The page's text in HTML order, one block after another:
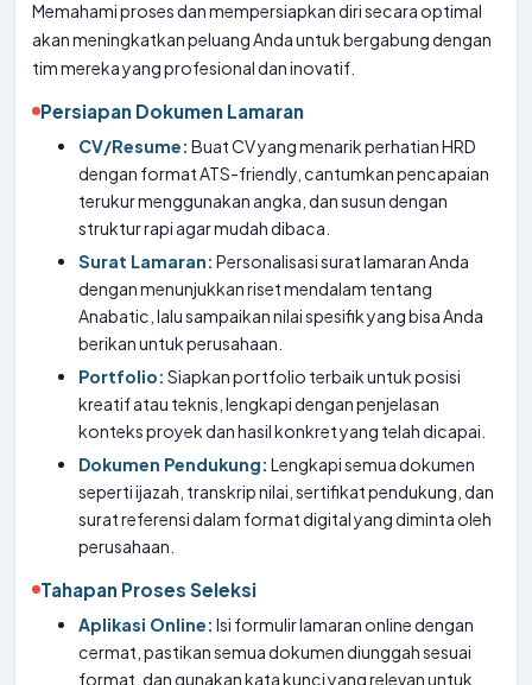
Memahami proses dan mempersiapkan diri secara optimal
akan meningkatkan peluang Anda untuk bergabung dengan
tim mereka yang profesional dan inovatif.
Persiapan Dokumen Lamaran
CV/Resume: Buat CV yang menarik perhatian HRD
dengan format ATS-friendly, cantumkan pencapaian
terukur menggunakan angka, dan susun dengan
struktur rapi agar mudah dibaca.
Surat Lamaran: Personalisasi surat lamaran Anda
dengan menunjukkan riset mendalam tentang
Anabatic, lalu sampaikan nilai spesifik yang bisa Anda
berikan untuk perusahaan.
Portfolio: Siapkan portfolio terbaik untuk posisi
kreatif atau teknis, lengkapi dengan penjelasan
konteks proyek dan hasil konkret yang telah dicapai.
Dokumen Pendukung: Lengkapi semua dokumen
seperti ijazah, transkrip nilai, sertifikat pendukung, dan
surat referensi dalam format digital yang diminta oleh
perusahaan.
Tahapan Proses Seleksi
Aplikasi Online: Isi formulir lamaran online dengan
cermat, pastikan semua dokumen diunggah sesuai
format, dan gunakan kata kunci yang relevan untuk